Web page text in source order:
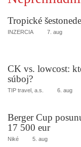
Tropické
INZERCIA 7. aug
CK vs. lowcost:
súboj?
TIP travel, a.s. 6. aug
Berger Cup
17 500 eur
Niké 5. aug